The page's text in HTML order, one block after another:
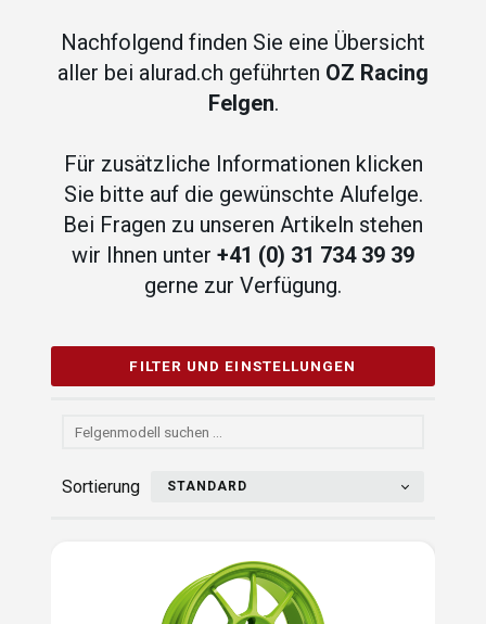
Nachfolgend finden Sie eine Übersicht
aller bei alurad.ch geführten OZ Racing
Felgen.
Für zusätzliche Informationen klicken
Sie bitte auf die gewünschte Alufelge.
Bei Fragen zu unseren Artikeln stehen
wir Ihnen unter +41 (0) 31 734 39 39
gerne zur Verfügung.
FILTER UND EINSTELLUNGEN
Sortierung STANDARD